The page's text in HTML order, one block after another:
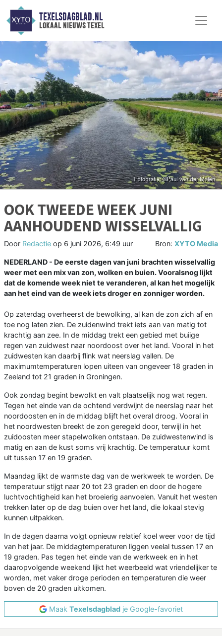
TEXELSDAGBLAD.NL
lokaal nieuws texel
OOK TWEEDE WEEK JUNI
AANHOUDEND WISSELVALLIG
Door Redactie op 6 juni 2026, 6:49 uur Bron: XYTO Media
NEDERLAND - De eerste dagen van juni brachten wisselvallig
weer met een mix van zon, wolken en buien. Vooralsnog lijkt
dat de komende week niet te veranderen, al kan het mogelijk
aan het eind van de week iets droger en zonniger worden.
Op zaterdag overheerst de bewolking, al kan de zon zich af en
toe nog laten zien. De zuidenwind trekt iets aan van matig tot
krachtig aan zee. In de middag trekt een gebied met buiige
regen van zuidwest naar noordoost over het land. Vooral in het
zuidwesten kan daarbij flink wat neerslag vallen. De
maximumtemperaturen lopen uiteen van ongeveer 18 graden in
Zeeland tot 21 graden in Groningen.
Ook zondag begint bewolkt en valt plaatselijk nog wat regen.
Tegen het einde van de ochtend verdwijnt de neerslag naar het
noordoosten en in de middag blijft het overal droog. Vooral in
het noordwesten breekt de zon geregeld door, terwijl in het
zuidoosten meer stapelwolken ontstaan. De zuidwestenwind is
matig en aan de kust soms vrij krachtig. De temperatuur komt
uit tussen 17 en 19 graden.
Maandag lijkt de warmste dag van de werkweek te worden. De
temperatuur stijgt naar 20 tot 23 graden en door de hogere
luchtvochtigheid kan het broeierig aanvoelen. Vanuit het westen
trekken later op de dag buien over het land, die lokaal stevig
kunnen uitpakken.
In de dagen daarna volgt opnieuw relatief koel weer voor de tijd
van het jaar. De middagtemperaturen liggen veelal tussen 17 en
19 graden. Pas tegen het einde van de werkweek en in het
daaropvolgende weekend lijkt het weerbeeld wat vriendelijker te
worden, met vaker droge perioden en temperaturen die weer
boven de 20 graden uitkomen.
Maak Texelsdagblad je Google-favoriet